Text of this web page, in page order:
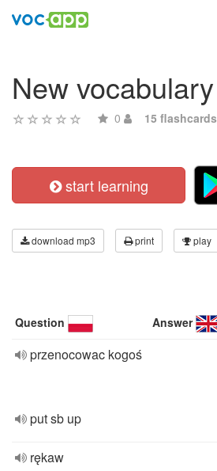
New vocabulary
0 15 flashcards
start learning
download mp3 print play
Question Answer
przenocowac kogoś
put sb up
rękaw